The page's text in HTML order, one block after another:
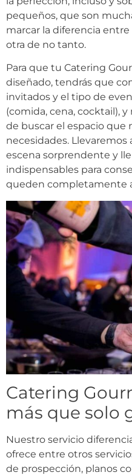
pequeños, que son
marcar la diferencia
otra de no tanto.
Para que tu Catering
diseñado, tendrás que
invitados y el tipo de
(comida, cena, cocktail),
de buscar el espacio que
necesidades. Llevaremos
escena sorprendente y
indispensables para
queden completamente
Catering
más que solo
Nuestro servicio
ofrece entre otros
de prospección, planos